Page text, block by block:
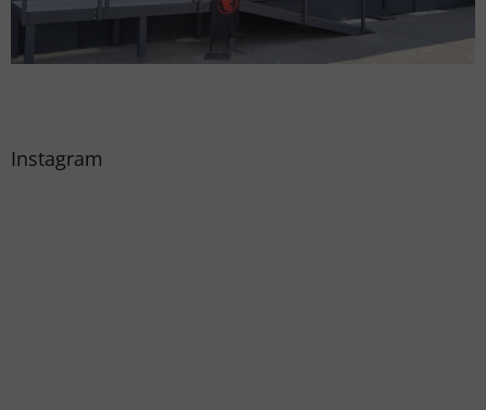
Instagram